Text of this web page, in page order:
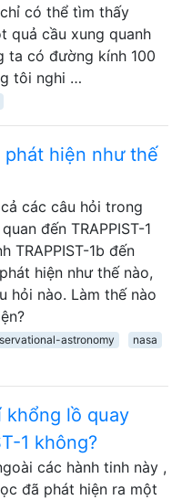
có thể tìm thấy
quả cầu xung quanh
ta có đường kính 100
tôi nghi …
phát hiện như thế
các câu hỏi trong
đến TRAPPIST-1
TRAPPIST-1b đến
hiện như thế nào,
hỏi nào. Làm thế nào
astronomy
nasa
khổng lồ quay
1 không?
các hành tinh này ,
đã phát hiện ra một